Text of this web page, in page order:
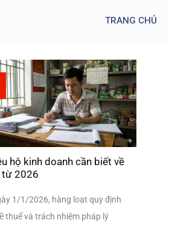
TRANG CHỦ
hộ kinh doanh cần biết về
từ 2026
1/1/2026, hàng loạt quy định
thuế và trách nhiệm pháp lý